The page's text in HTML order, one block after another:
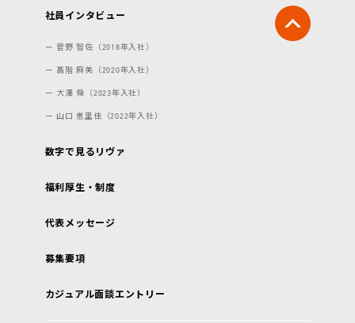
社員インタビュー
ー 菅野 智佐（2018年入社）
ー 髙階 麻美（2020年入社）
ー 大澤 舜（2023年入社）
ー 山口 恵里佳（2022年入社）
数字で見るリヴァ
福利厚生・制度
代表メッセージ
募集要項
カジュアル面談エントリー